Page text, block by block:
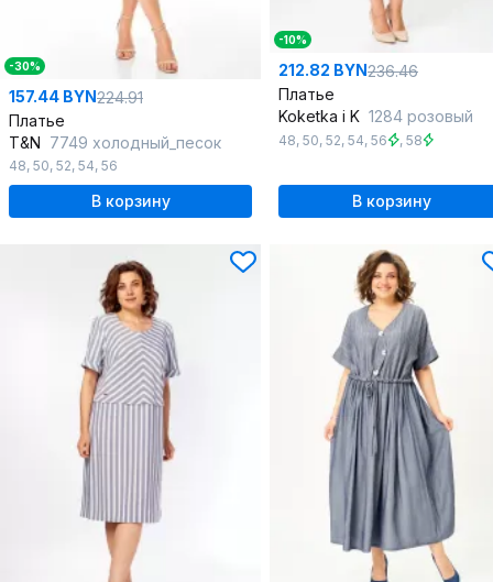
-30%
157.44 BYN224.91
Платье
T&N 7749 холодный_песок
48, 50, 52, 54, 56
В корзину
-10%
212.82 BYN236.46
Платье
Koketka i K 1284 розовый
48, 50, 52, 54, 56 , 58
В корзину